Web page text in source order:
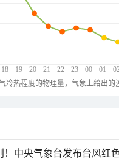
18 19 20 21 22 23 00 01
冷热程度的物理量，气象上给出
！中央气象台发布台风红